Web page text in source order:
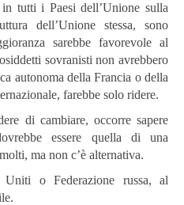
in tutti i Paesi dell’Unione sulla
dell’Unione stessa, sono
sarebbe favorevole al
sovranisti non avrebbero
autonoma della Francia o della
farebbe solo ridere.
di cambiare, occorre sapere
essere quella di una
ma non c’è alternativa.
o Federazione russa, al